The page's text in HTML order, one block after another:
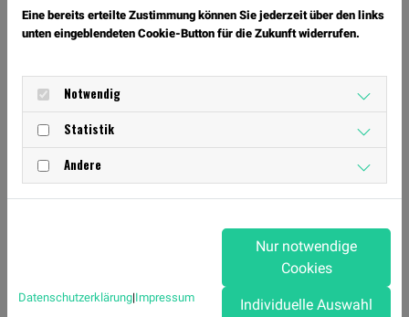
22:00
16:15
17:30
BHFW
Unterricht
(7 - 9 Jahre)
Aktuell
Aufnahmestopp
Tayler Ray
Kelley / (Tina
Eine bereits erteilte Zustimmung können Sie jederzeit über den links
unten eingeblendeten Cookie-Button für die Zukunft widerrufen.
Notwendig
Statistik
Andere
Datenschutzerklärung|Impressum
Nur notwendige
Cookies
Individuelle Auswahl